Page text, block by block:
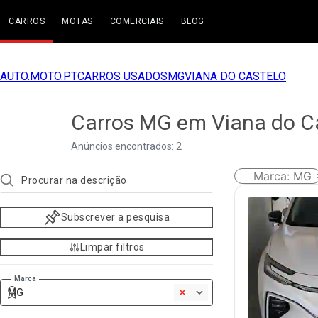
CARROS MOTAS COMERCIAIS BLOG
AUTO.MOTO.PTCARROS USADOSMGVIANA DO CASTELO
Carros MG em Viana do
Anúncios encontrados: 2
Subscrever a pesquisa
Limpar filtros
Marca
MG
Marca: MG